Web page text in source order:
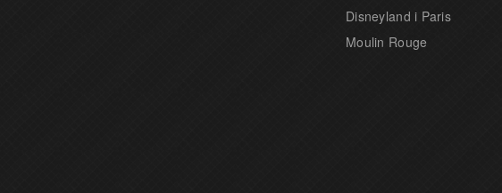
Disneyland i Paris
Moulin Rouge